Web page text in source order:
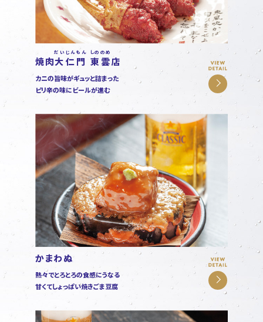
焼肉大仁門
だいじんもん
東雲
しののめ
店
カニの旨味がギュッと詰まった
ピリ辛の味にビールが進む
かまわぬ
熱々でとろとろの食感にうなる
甘くてしょっぱい焼きごま豆腐